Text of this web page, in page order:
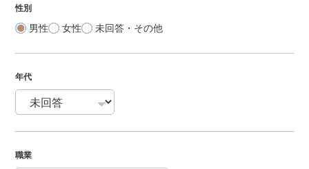
性別
男性 女性 未回答・その他
年代
職業